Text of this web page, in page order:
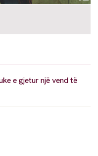
e gjetur një vend të